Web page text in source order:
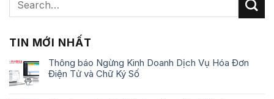
TIN MỚI NHẤT
Thông báo Ngừng Kinh Doanh Dịch Vụ Hóa Đơn
Điện Tử và Chữ Ký Số